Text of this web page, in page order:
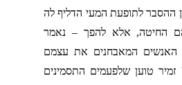
ההסבר לתופעת המעי הדליף לה
החיטה, אלא להפך – נאמר
האנשים המאבחנים את עצמם
זמיר טוען שלפעמים התסמינים